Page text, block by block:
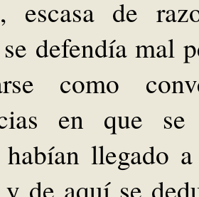
escasa de
defendía mal
como
en que
habían llegado
de aquí se